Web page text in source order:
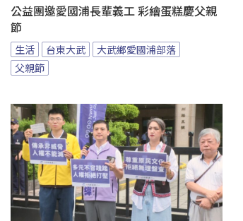
公益團邀愛國浦長輩義工 彩繪蛋糕慶父親
節
生活 台東大武
大武鄉愛國浦部落
父親節